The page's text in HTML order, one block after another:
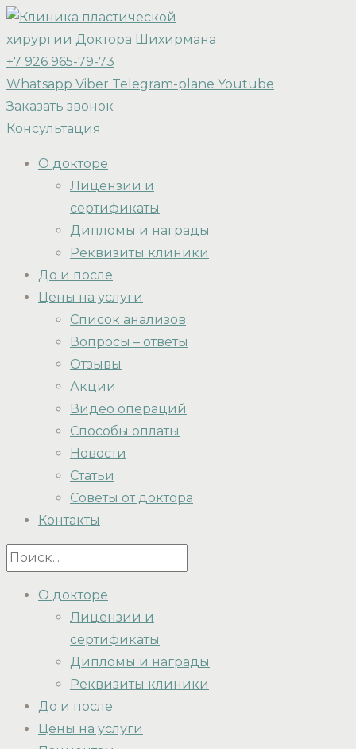
+7 926 965-79-73
Whatsapp Viber Telegram-plane Youtube
Заказать звонок
Консультация
О докторе
Лицензии и
сертификаты
Дипломы и награды
Реквизиты клиники
До и после
Цены на услуги
Список анализов
Вопросы – ответы
Отзывы
Акции
Видео операций
Способы оплаты
Новости
Статьи
Советы от доктора
Контакты
О докторе
Лицензии и
сертификаты
Дипломы и награды
Реквизиты клиники
До и после
Цены на услуги